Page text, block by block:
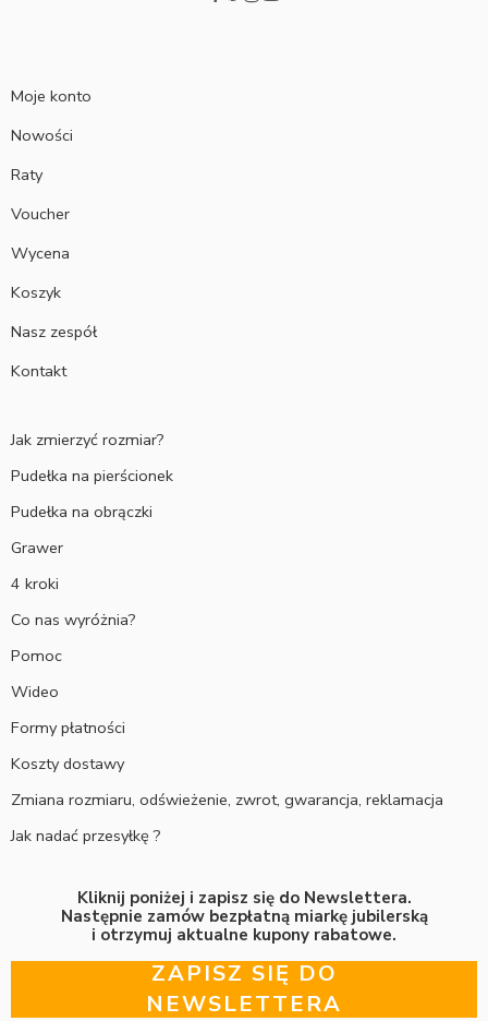
Moje konto
Nowości
Raty
Voucher
Wycena
Koszyk
Nasz zespół
Kontakt
Jak zmierzyć rozmiar?
Pudełka na pierścionek
Pudełka na obrączki
Grawer
4 kroki
Co nas wyróżnia?
Pomoc
Wideo
Formy płatności
Koszty dostawy
Zmiana rozmiaru, odświeżenie, zwrot, gwarancja, reklamacja
Jak nadać przesyłkę ?
Kliknij poniżej i zapisz się do Newslettera.
Następnie zamów bezpłatną miarkę jubilerską
i otrzymuj aktualne kupony rabatowe.
ZAPISZ SIĘ DO
NEWSLETTERA